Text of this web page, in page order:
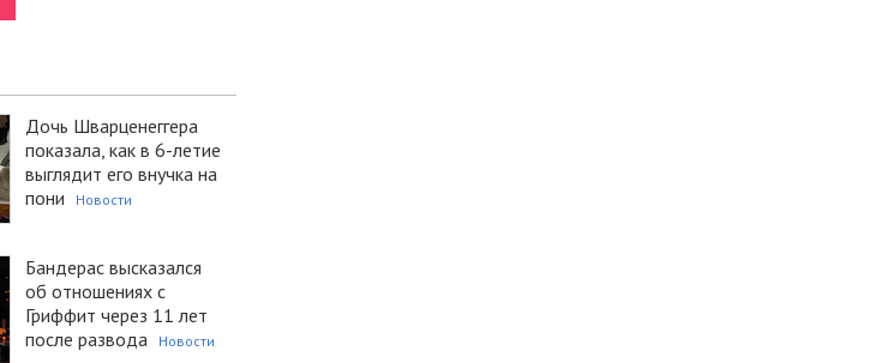
Дочь Шварценеггера
показала, как в 6-летие
выглядит его внучка на
пони
Новости
Бандерас высказался
об отношениях с
Гриффит через 11 лет
после развода
Новости